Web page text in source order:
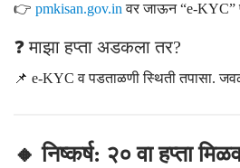
👉 pmkisan.gov.in वर जाऊन “e-KYC”
❓ माझा हप्ता अडकला तर?
📌 e-KYC व पडताळणी स्थिती तपासा.
🔸 निष्कर्ष: २० वा हप्ता